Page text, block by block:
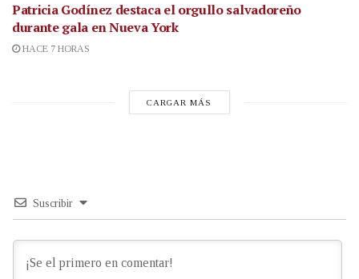
Patricia Godínez destaca el orgullo salvadoreño
durante gala en Nueva York
HACE 7 HORAS
CARGAR MÁS
Suscribir